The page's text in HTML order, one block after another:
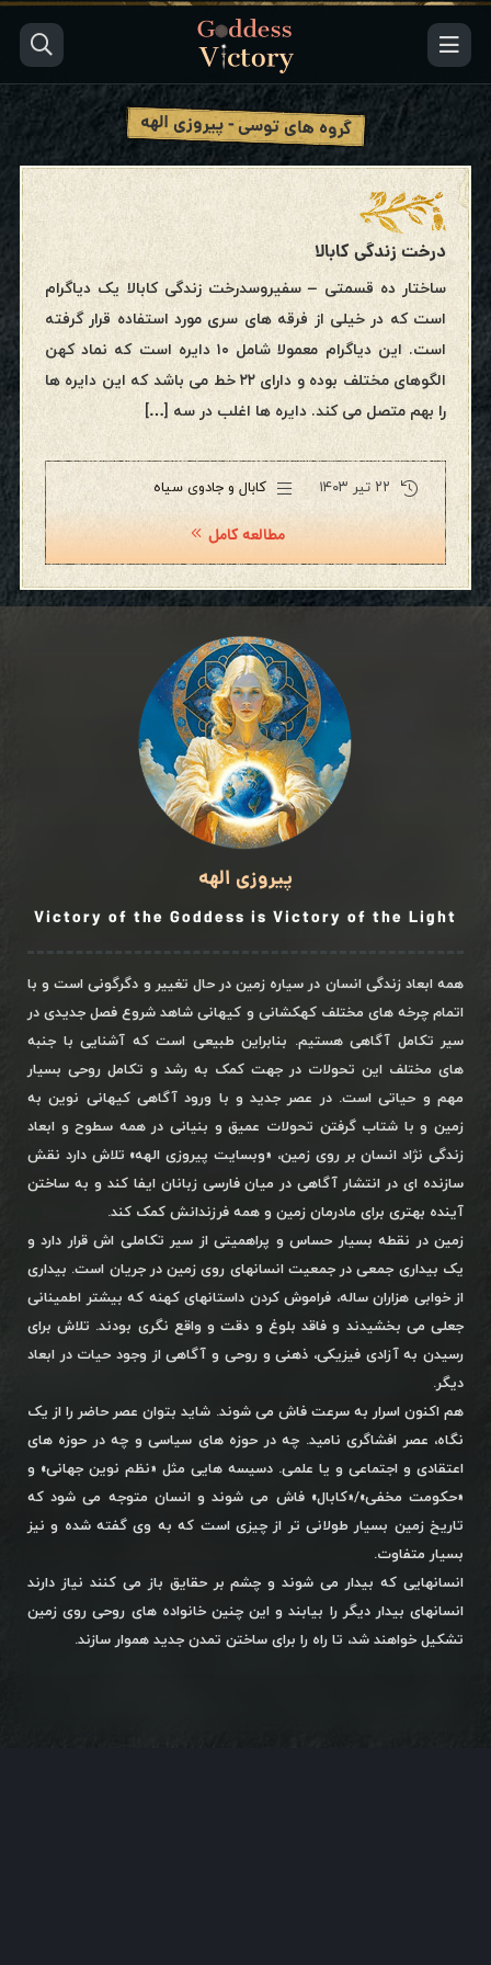
گروه های توسی - پیروزی الهه
درخت زندگی کابالا
ساختار ده قسمتی – سفیروسدرخت زندگی کابالا یک دیاگرام
است که در خیلی از فرقه های سری مورد استفاده قرار گرفته
است. این دیاگرام معمولا شامل ۱۰ دایره است که نماد کهن
الگوهای مختلف بوده و دارای ۲۲ خط می باشد که این دایره ها
را بهم متصل می کند. دایره ها اغلب در سه […]
۲۲ تیر ۱۴۰۳ کابال و جادوی سیاه
مطالعه کامل
پیروزی الهه
Victory of the Goddess is Victory of the Light
همه ابعاد زندگی انسان در سیاره زمین در حال تغییر و دگرگونی است و با
اتمام چرخه های مختلف کهکشانی و کیهانی شاهد شروع فصل جدیدی در
سیر تکامل آگاهی هستیم. بنابراین طبیعی است که آشنایی با جنبه
های مختلف این تحولات در جهت کمک به رشد و تکامل روحی بسیار
مهم و حیاتی است. در عصر جدید و با ورود آگاهی کیهانی نوین به
زمین و با شتاب گرفتن تحولات عمیق و بنیانی در همه سطوح و ابعاد
زندگی نژاد انسان بر روی زمین، «وبسایت پیروزی الهه» تلاش دارد نقش
سازنده ای در انتشار آگاهی در میان فارسی زبانان ایفا کند و به ساختن
آینده بهتری برای مادرمان زمین و همه فرزندانش کمک کند.
زمین در نقطه بسیار حساس و پراهمیتی از سیر تکاملی اش قرار دارد و
یک بیداری جمعی در جمعیت انسانهای روی زمین در جریان است. بیداری
از خوابی هزاران ساله، فراموش کردن داستانهای کهنه که بیشتر اطمینانی
جعلی می بخشیدند و فاقد بلوغ و دقت و واقع نگری بودند. تلاش برای
رسیدن به آزادی فیزیکی، ذهنی و روحی و آگاهی از وجود حیات در ابعاد
دیگر.
هم اکنون اسرار به سرعت فاش می شوند. شاید بتوان عصر حاضر را از یک
نگاه، عصر افشاگری نامید. چه در حوزه های سیاسی و چه در حوزه های
اعتقادی و اجتماعی و یا علمی. دسیسه هایی مثل «نظم نوین جهانی» و
«حکومت مخفی»/«کابال» فاش می شوند و انسان متوجه می شود که
تاریخ زمین بسیار طولانی تر از چیزی است که به وی گفته شده و نیز
بسیار متفاوت.
انسانهایی که بیدار می شوند و چشم بر حقایق باز می کنند نیاز دارند
انسانهای بیدار دیگر را بیابند و این چنین خانواده های روحی روی زمین
تشکیل خواهند شد، تا راه را برای ساختن تمدن جدید هموار سازند.